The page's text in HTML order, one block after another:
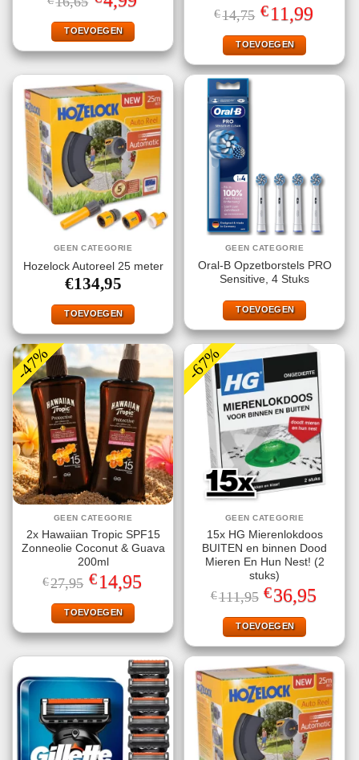
prijs
was:
€16,65.
prijs
TOEVOEGEN
€14,75 Oorspronkelijke
prijs
was:
€14,75.
€11,99Huidige
prijs
TOEVOEGEN
GEEN CATEGORIE
Hozelock Autoreel 25 meter
€134,95
TOEVOEGEN
GEEN CATEGORIE
Oral-B Opzetborstels PRO
Sensitive, 4 Stuks
TOEVOEGEN
-47%
GEEN CATEGORIE
2x Hawaiian Tropic SPF15
Zonneolie Coconut & Guava
200ml
€27,95 Oorspronkelijke
prijs
was:
€27,95.
€14,95prijs
TOEVOEGEN
-67%
GEEN CATEGORIE
15x HG Mierenlokdoos
BUITEN en binnen Dood
Mieren En Hun Nest! (2
stuks)
€111,95 Oorspronkelijke
prijs
was:
€111,95.
€36,95
TOEVOEGEN